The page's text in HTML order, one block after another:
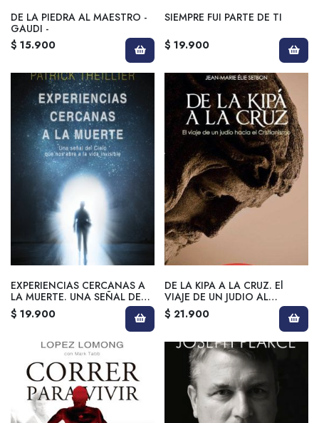
DE LA PIEDRA AL MAESTRO -
GAUDI -
$ 15.900
SIEMPRE FUI PARTE DE TI
$ 19.900
EXPERIENCIAS CERCANAS A
LA MUERTE. UNA SEÑAL DEL
CIELO QUE NOS ABRE A
$ 19.900
DE LA KIPA A LA CRUZ. El
VIAJE DE UN JUDIO AL
CRISTIANISMO
$ 21.900